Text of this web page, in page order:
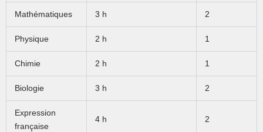
Mathématiques 3 h 2
Physique 2 h 1
Chimie 2 h 1
Biologie 3 h 2
Expression
française
4 h 2